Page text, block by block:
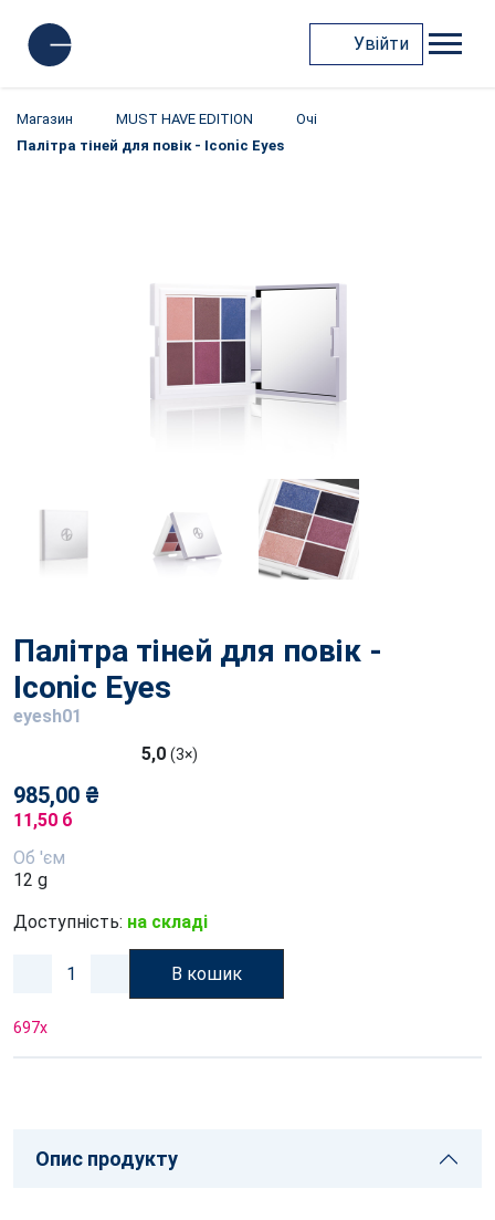
Увійти
Магазин MUST HAVE EDITION
Очі
Палітра тіней для повік - Iconic Eyes
Палітра тіней для повік -
Iconic Eyes
eyesh01
5,0 (3×)
985,00 ₴
11,50 б
Об 'єм
12 g
Доступність: на складі
В кошик
697x
Опис продукту